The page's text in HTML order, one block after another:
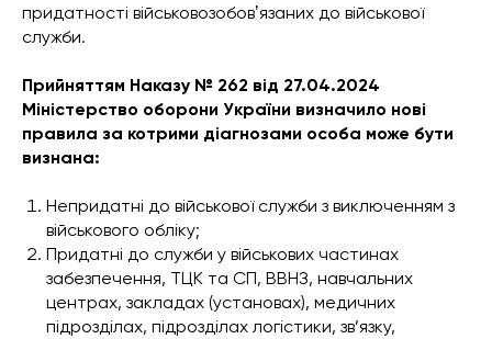
придатності військовозобовʼязаних до військової
служби.
Прийняттям Наказу № 262 від 27.04.2024
Міністерство оборони України визначило нові
правила за котрими діагнозами особа може бути
визнана:
Непридатні до військової служби з виключенням з
військового обліку;
Придатні до служби у військових частинах
забезпечення, ТЦК та СП, ВВНЗ, навчальних
центрах, закладах (установах), медичних
підрозділах, підрозділах логістики, зв’язку,